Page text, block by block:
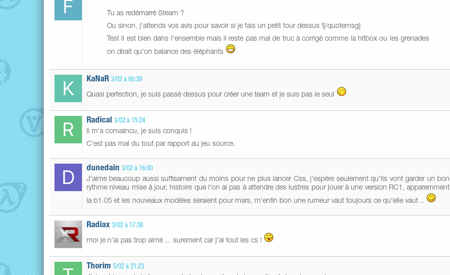
Tu as redémarré Steam ?
Ou sinon, j'attends vos avis pour savoir si je fais un petit tour dessus ![/quotemsg]
Test il est bien dans l'ensemble mais il reste pas mal de truc à corrigé comme la hitbox ou les grenades
on dirait qu'on balance des éléphants
KaNaR 3/02 à 00:39
Quasi perfection, je suis passé dessus pour créer une team et je suis pas le seul
Radical 3/02 à 15:24
Il m'a convaincu, je suis conquis !
C'est pas mal du tout par rapport au jeu source.
dunedain 3/02 à 16:00
J'aime beaucoup aussi suffisament du moins pour ne plus lancer Css, j'espère seulement qu'ils vont garder un bon
rythme niveau mise à jour, histoire que l'on ai pas à attendre des lustres pour jouer à une version RC1, apparemment
la b1.05 et les nouveaux modèles seraient pour mars, m'enfin bon une rumeur vaut toujours ce qu'elle vaut ..
Radiax 3/02 à 17:38
moi je n'ai pas trop aimé ... surement car j'ai tout les cs !
Thorim 5/02 à 21:23